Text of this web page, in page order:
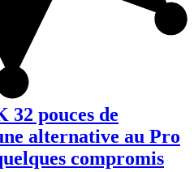
32 pouces de
alternative au Pro
compromis